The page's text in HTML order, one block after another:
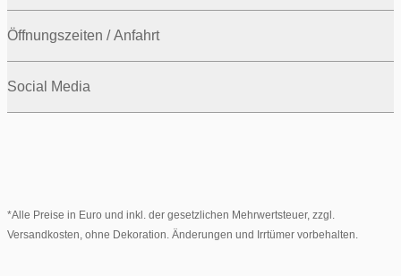
Öffnungszeiten / Anfahrt
Social Media
*Alle Preise in Euro und inkl. der gesetzlichen Mehrwertsteuer, zzgl.
Versandkosten, ohne Dekoration. Änderungen und Irrtümer vorbehalten.